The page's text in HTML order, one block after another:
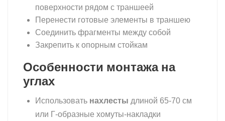
поверхности рядом с траншеей
Перенести готовые элементы в траншею
Соединить фрагменты между собой
Закрепить к опорным стойкам
Особенности монтажа на
углах
Использовать нахлесты длиной 65-70 см
или Г-образные хомуты-накладки